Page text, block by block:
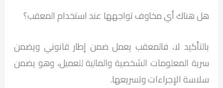
هل هناك أي مخاوف تواجهها عند استخدام المعقب؟
بالتأكيد لا، فالمعقب يعمل ضمن إطار قانوني ويضمن
سرية المعلومات الشخصية والمالية للعميل، وهو يضمن
سلاسة الإجراءات وتسريعها.